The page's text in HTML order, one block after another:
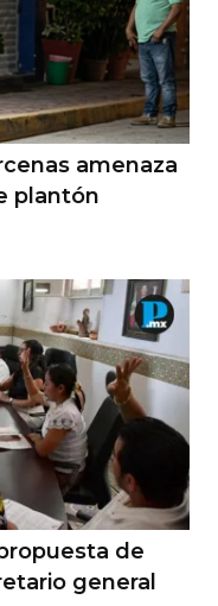
amenaza
plantón
de
general